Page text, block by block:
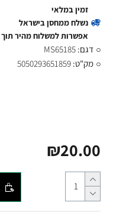
₪20.00
זמין במלאי
נשלח ממחסן בישראל
אפשרות למשלוח מהיר תוך 24 שעות באזורים נבחרים
דגם: MS65185
מק"ט: 5050293651859